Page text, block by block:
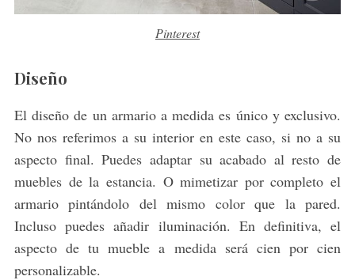
Pinterest
Diseño
El diseño de un armario a medida es único y exclusivo.
No nos referimos a su interior en este caso, si no a su
aspecto final. Puedes adaptar su acabado al resto de
muebles de la estancia. O mimetizar por completo el
armario pintándolo del mismo color que la pared.
Incluso puedes añadir iluminación. En definitiva, el
aspecto de tu mueble a medida será cien por cien
personalizable.
S
r